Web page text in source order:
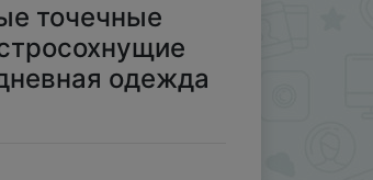
точечные
одежда